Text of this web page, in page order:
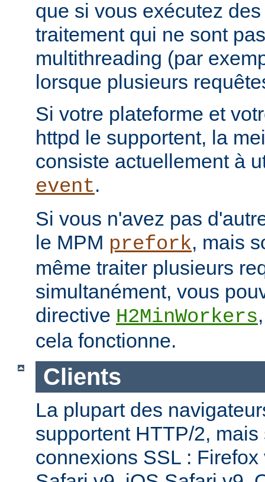
que si vous exécutez
traitement qui ne sont
multithreading (par
lorsque plusieurs
Si votre plateforme et
httpd le supportent, la
consiste actuellement à
event.
Si vous n'avez pas
le MPM prefork, mais
même traiter plusieurs
simultanément, vous
directive H2MinWorkers
cela fonctionne.
Clients
La plupart des
supportent HTTP/2,
connexions SSL :